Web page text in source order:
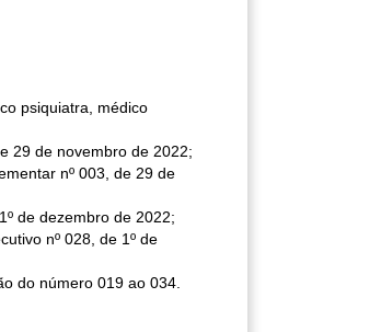
psiquiatra, médico
29 de novembro de 2022;
nº 003, de 29 de
de dezembro de 2022;
nº 028, de 1º de
do número 019 ao 034.